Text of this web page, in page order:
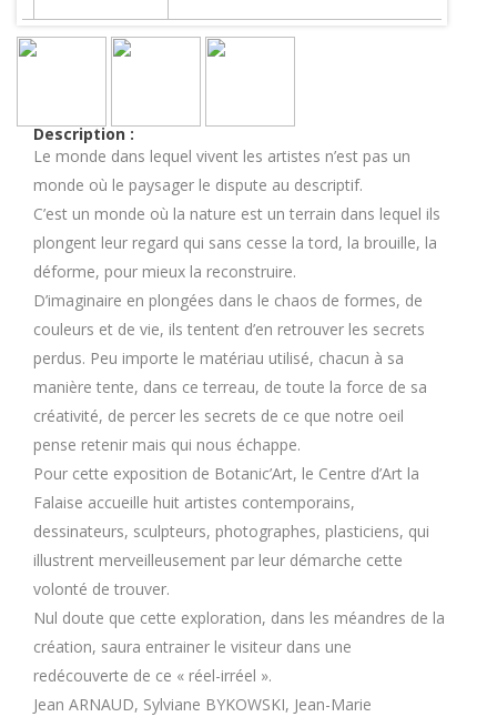
Description :
Le monde dans lequel vivent les artistes n’est pas un
monde où le paysager le dispute au descriptif.
C’est un monde où la nature est un terrain dans lequel ils
plongent leur regard qui sans cesse la tord, la brouille, la
déforme, pour mieux la reconstruire.
D’imaginaire en plongées dans le chaos de formes, de
couleurs et de vie, ils tentent d’en retrouver les secrets
perdus. Peu importe le matériau utilisé, chacun à sa
manière tente, dans ce terreau, de toute la force de sa
créativité, de percer les secrets de ce que notre oeil
pense retenir mais qui nous échappe.
Pour cette exposition de Botanic’Art, le Centre d’Art la
Falaise accueille huit artistes contemporains,
dessinateurs, sculpteurs, photographes, plasticiens, qui
illustrent merveilleusement par leur démarche cette
volonté de trouver.
Nul doute que cette exploration, dans les méandres de la
création, saura entrainer le visiteur dans une
redécouverte de ce « réel-irréel ».
Jean ARNAUD, Sylviane BYKOWSKI, Jean-Marie